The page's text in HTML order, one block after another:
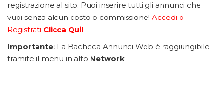
registrazione al sito. Puoi inserire tutti gli annunci che
vuoi senza alcun costo o commissione! Accedi o
Registrati Clicca Qui!
Importante: La Bacheca Annunci Web è raggiungibile
tramite il menu in alto Network